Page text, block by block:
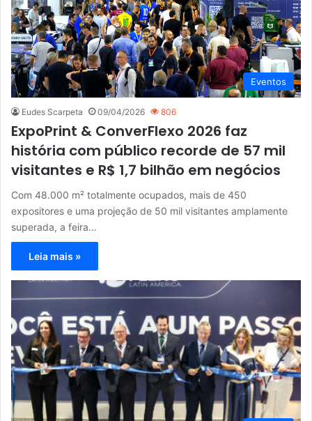
Eventos
Eudes Scarpeta 09/04/2026 806
ExpoPrint & ConverFlexo 2026 faz
história com público recorde de 57 mil
visitantes e R$ 1,7 bilhão em negócios
Com 48.000 m² totalmente ocupados, mais de 450
expositores e uma projeção de 50 mil visitantes amplamente
superada, a feira…
Leia mais »